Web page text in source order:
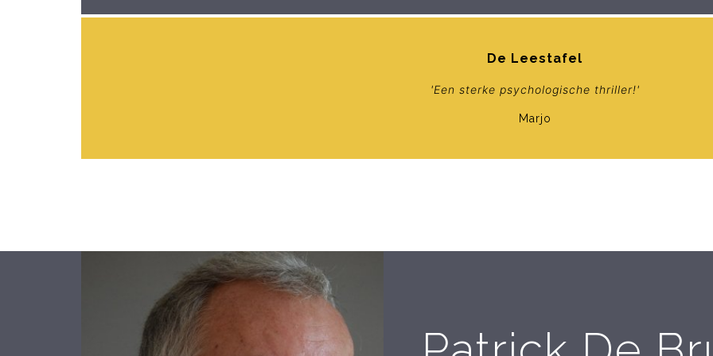
De Leestafel
'Een sterke psychologische thriller!'
Marjo